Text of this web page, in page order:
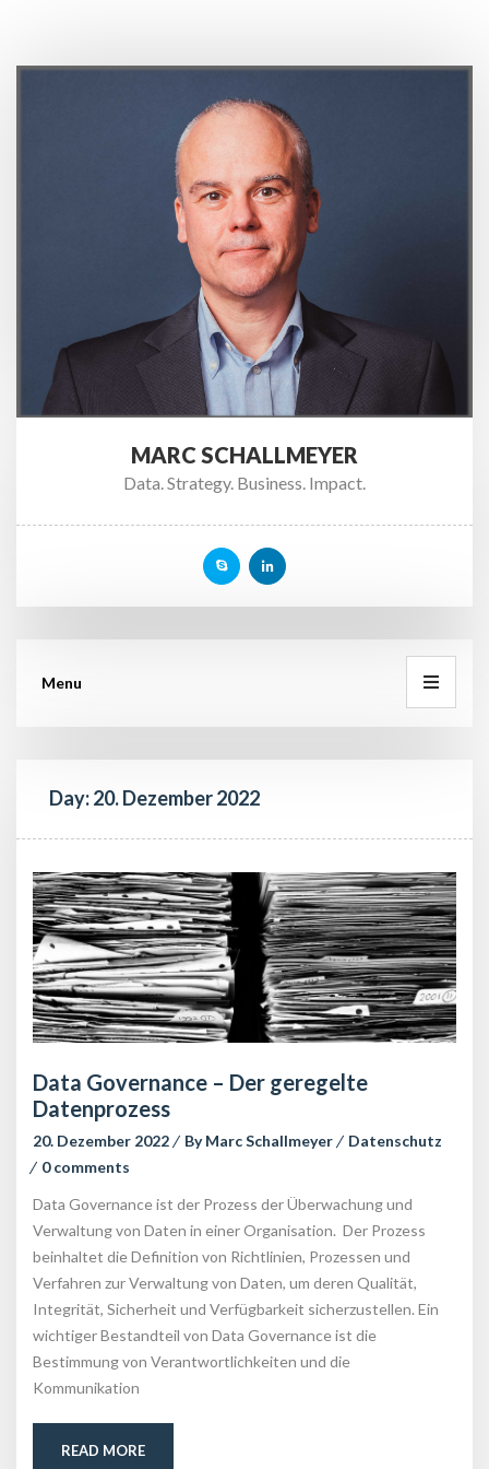
MARC SCHALLMEYER
Data. Strategy. Business. Impact.
Menu
Day: 20. Dezember 2022
Data Governance – Der geregelte
Datenproze
20. Dezember 2022 By Marc Schallmeyer
Datenschutz
0 comment
Data Governance ist der Prozess der Überwachung und
Verwaltung von Daten in einer Organisation. Der Prozess
beinhaltet die Definition von Richtlinien, Prozessen und
Verfahren zur Verwaltung von Daten, um deren Qualität,
Integrität, Sicherheit und Verfügbarkeit sicherzustellen. Ein
wichtiger Bestandteil von Data Governance ist die
Bestimmung von Verantwortlichkeiten und die
Kommunikation
READ MORE